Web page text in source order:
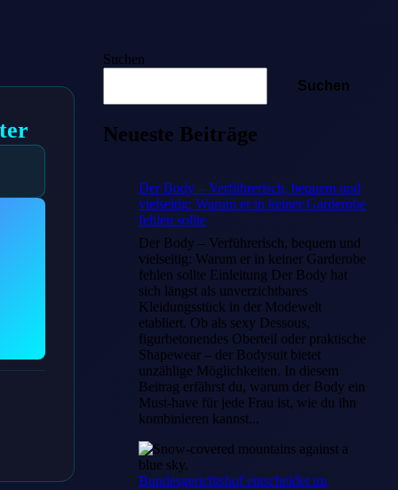
Suchen
Suchen
Neueste Beiträge
Der Body – Verführerisch, bequem und
vielseitig: Warum er in keiner Garderobe
fehlen sollte
Der Body – Verführerisch, bequem und
vielseitig: Warum er in keiner Garderobe
fehlen sollte Einleitung Der Body hat
sich längst als unverzichtbares
Kleidungsstück in der Modewelt
etabliert. Ob als sexy Dessous,
figurbetonendes Oberteil oder praktische
Shapewear – der Bodysuit bietet
unzählige Möglichkeiten. In diesem
Beitrag erfährst du, warum der Body ein
Must-have für jede Frau ist, wie du ihn
kombinieren kannst...
Bundesgerichtshof entscheidet im